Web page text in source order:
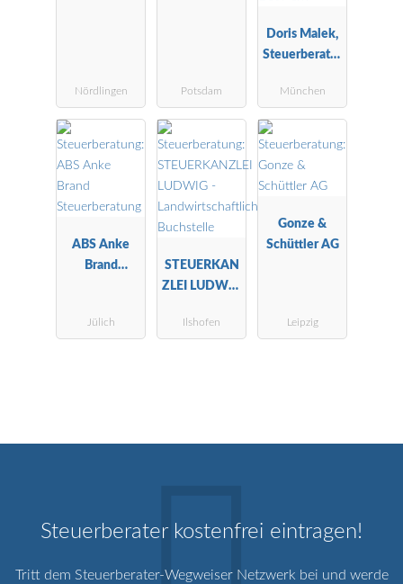
Nördlingen Potsdam
Doris Malek,
Steuerberater
Fachberaterin
für
Unternehmen
snachfolge
DStV e.V.
München
ABS Anke
Brand
Jülich
STEUERKAN
ZLEI LUDWIG
Landwirtscha
Ilshofen
Gonze &
Schüttler AG
Leipzig
Steuerberater kostenfrei eintragen!
Tritt dem Steuerberater-Wegweiser Netzwerk bei und werde